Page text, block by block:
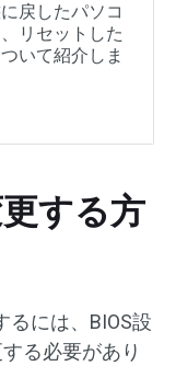
戻したパソコ
リセットした
いて紹介しま
する方
るには、BIOS設
る必要があり